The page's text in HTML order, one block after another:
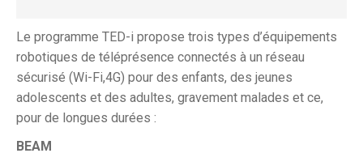
Le programme TED-i propose trois types d’équipements
robotiques de téléprésence connectés à un réseau
sécurisé (Wi-Fi,4G) pour des enfants, des jeunes
adolescents et des adultes, gravement malades et ce,
pour de longues durées :
BEAM